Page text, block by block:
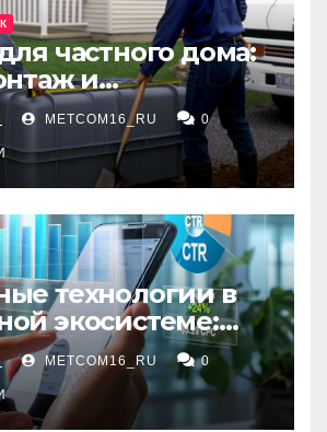
частного дома:
и
автономной
METCOM16_RU 0
технологии в
экосистеме:
сервисы и
работы
METCOM16_RU 0